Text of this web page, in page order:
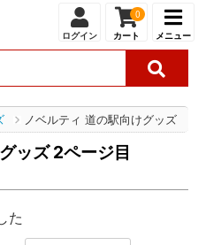
ログイン
0
カート メニュー
ノベルティ 道の駅向けグッズ
ッズ 2ページ目
た